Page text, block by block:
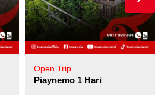
Open Trip
Piaynemo 1 Hari